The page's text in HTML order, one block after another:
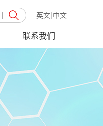
英文 中文
联系我们